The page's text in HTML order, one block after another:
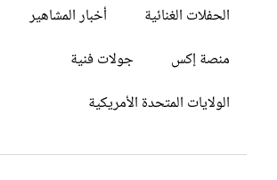
الحفلات الغنائية
أخبار المشاهير
منصة إكس
جولات فنية
الولايات المتحدة الأمريكية